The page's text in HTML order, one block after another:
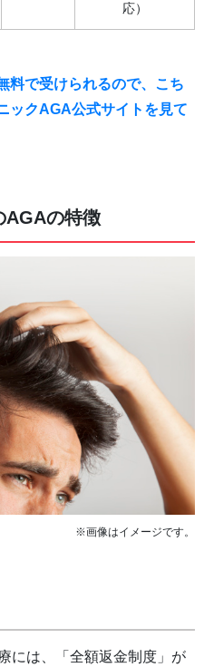
応）
料で受けられるので、こち
ックAGA公式サイトを見て
AGAの特徴
※画像はイメージです。
には、「全額返金制度」が